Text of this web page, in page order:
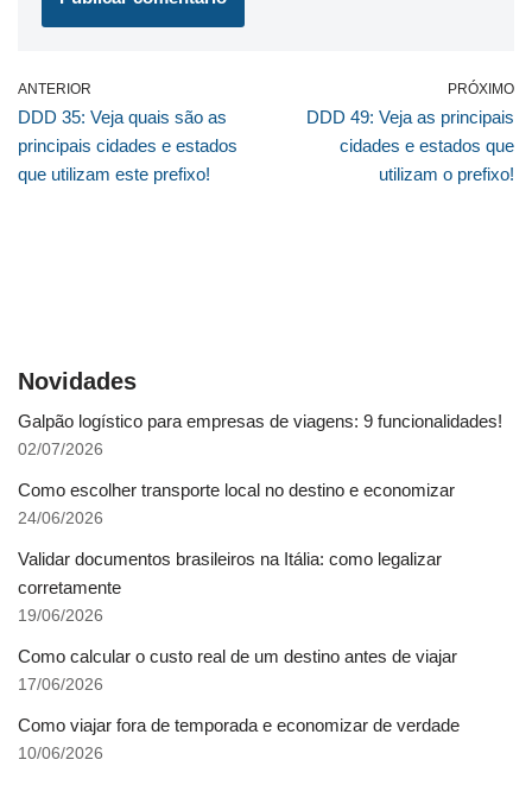
ANTERIOR
DDD 35: Veja quais são as
principais cidades e estados
que utilizam este prefixo!
PRÓXIMO
DDD 49: Veja as principais
cidades e estados que
utilizam o prefixo!
Novidades
Galpão logístico para empresas de viagens: 9 funcionalidades!
02/07/2026
Como escolher transporte local no destino e economizar
24/06/2026
Validar documentos brasileiros na Itália: como legalizar
corretamente
19/06/2026
Como calcular o custo real de um destino antes de viajar
17/06/2026
Como viajar fora de temporada e economizar de verdade
10/06/2026